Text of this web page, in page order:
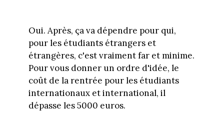
Oui. Après, ça va dépendre pour qui,
pour les étudiants étrangers et
étrangères, c'est vraiment far et minime.
Pour vous donner un ordre d'idée, le
coût de la rentrée pour les étudiants
internationaux et international, il
dépasse les 5000 euros.